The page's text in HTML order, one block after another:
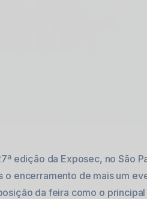
edição da Exposec, no São
o encerramento de mais um
da feira como o principal